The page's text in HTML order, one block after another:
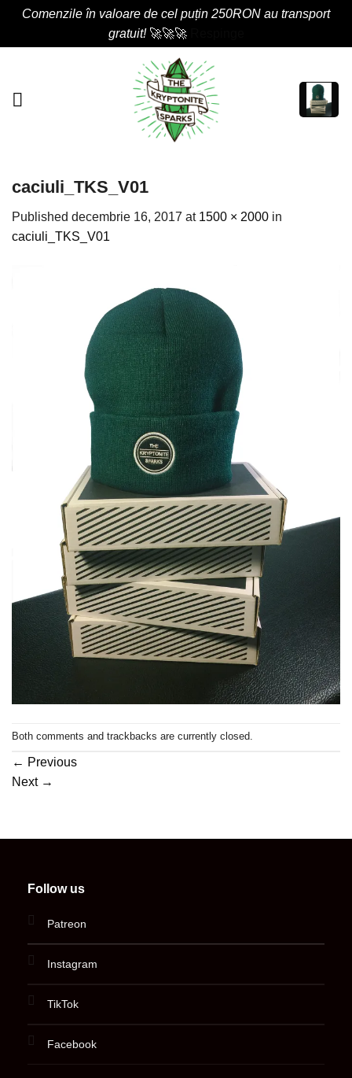
Comenzile în valoare de cel puțin 250RON au transport
gratuit!🚀🚀🚀
content
caciuli_TKS_V01
Published decembrie 16, 2017 at 1500 × 2000 in
caciuli_TKS_V01
Both comments and trackbacks are currently closed.
← Previous
Next →
Follow us
Patreon
Instagram
TikTok
Facebook